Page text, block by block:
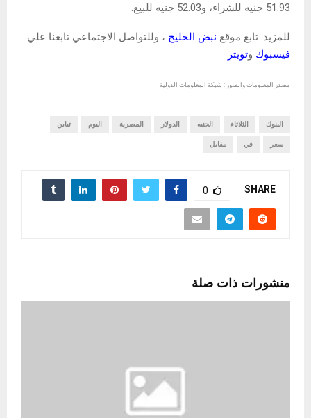
51.93 جنيه للشراء، و52.03 جنيه للبيع.
للمزيد: تابع موقع نبض الخليج ، وللتواصل الاجتماعي تابعنا علي
فيسبوك وتويتر
مصدر المعلومات والصور : شبكة المعلومات الدولية
البنوك الثلاثاء الجنيه الدولار المصرية اليوم تباين
سعر في مقابل
SHARE
0
منشورات ذات صلة